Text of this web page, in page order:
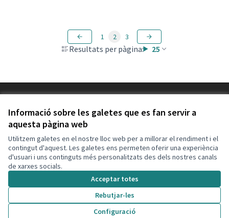
Informació sobre les galetes que es fan servir a
aquesta pàgina web
Utilitzem galetes en el nostre lloc web per a millorar el rendiment i el
contingut d'aquest. Les galetes ens permeten oferir una experiència
d'usuari i uns continguts més personalitzats des dels nostres canals
de xarxes socials.
Acceptar totes
Rebutjar-les
Configuració
Resultats per pàgina: 25
1 2 3
Configuració de les galetes
Decidim Calafell a X
(Enllaç extern)
Decidim Calafell a Facebook
(Enllaç extern)
Decidim Calafell a YouTube
(Enllaç extern)
Decidim Calafell a GitHub
(Enllaç extern)
(Enllaç extern)programari lliure
(Enllaç extern)
.